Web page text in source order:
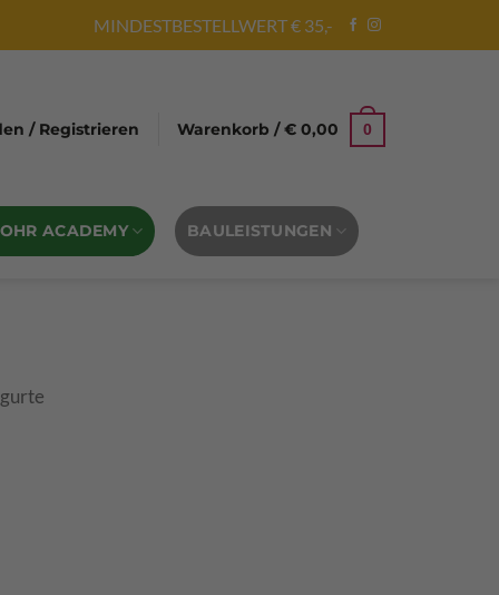
MINDESTBESTELLWERT € 35,-
/ Registrieren Warenkorb /€ 0,00 0
ACADEMY BAULEISTUNGEN